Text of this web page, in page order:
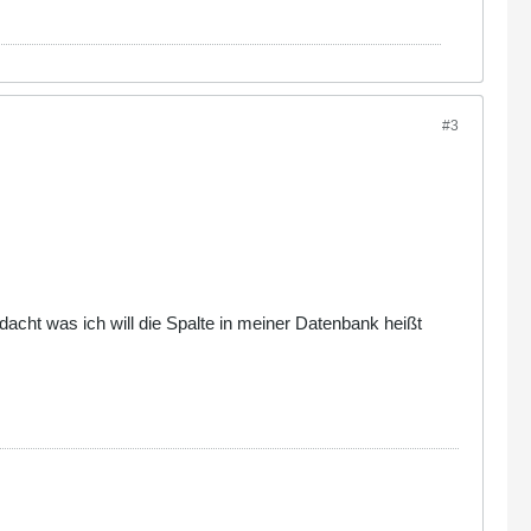
#3
was ich will die Spalte in meiner Datenbank heißt